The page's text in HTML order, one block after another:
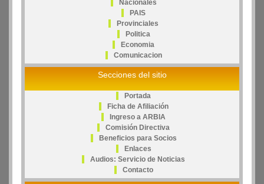
Nacionales
PAIS
Provinciales
Politica
Economia
Comunicacion
Secciones del sitio
Portada
Ficha de Afiliación
Ingreso a ARBIA
Comisión Directiva
Beneficios para Socios
Enlaces
Audios: Servicio de Noticias
Contacto